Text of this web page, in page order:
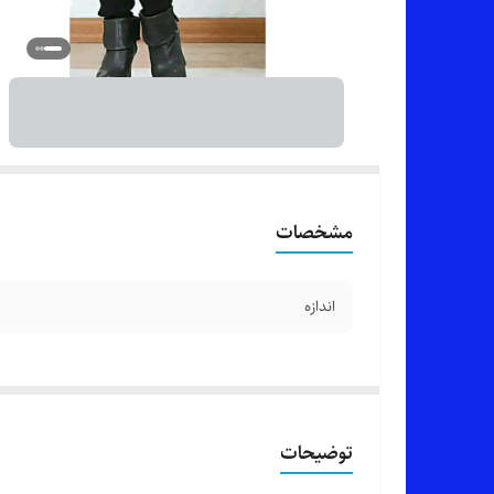
مشخصات
اندازه
توضیحات